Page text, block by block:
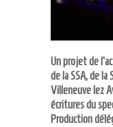
Un projet de
de la SSA, de la
Villeneuve lez
écritures du
Production